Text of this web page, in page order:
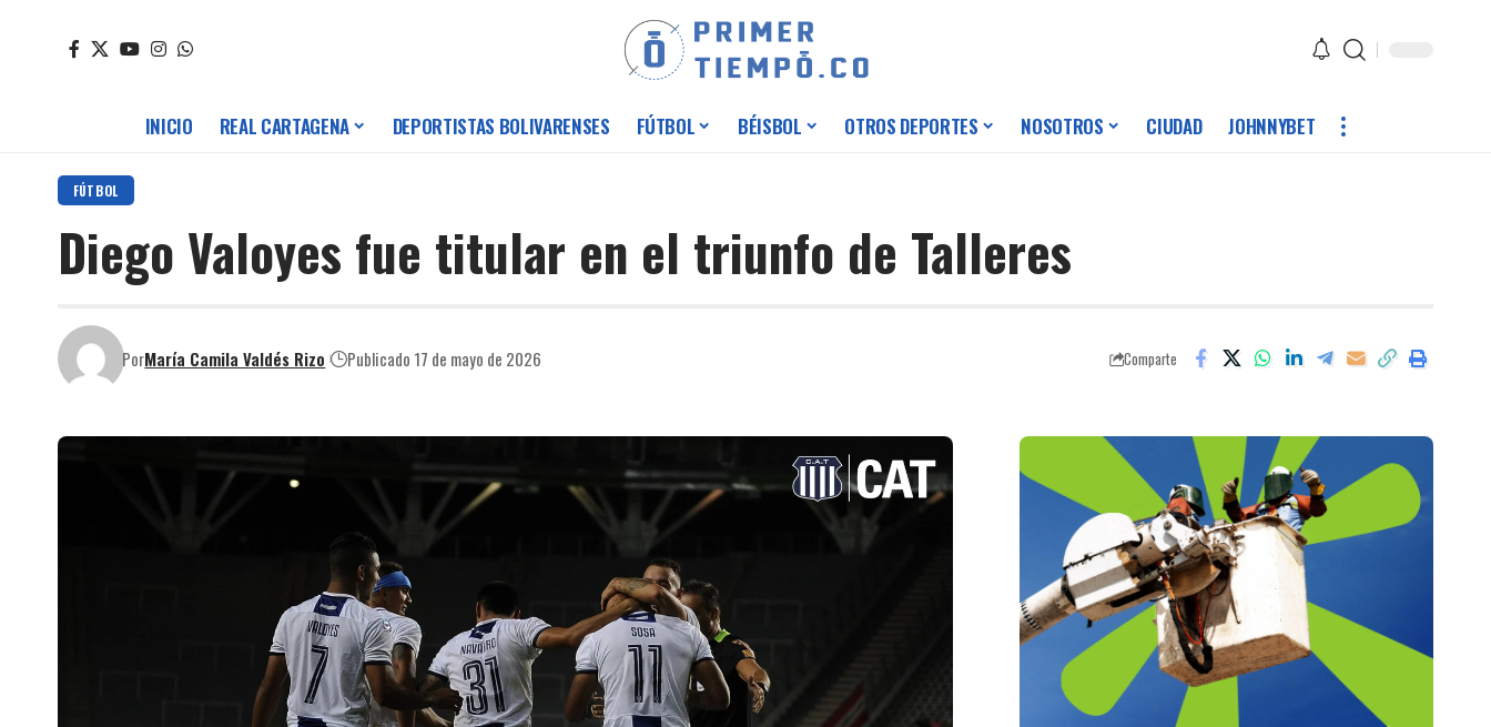
INICIO REAL CARTAGENA DEPORTISTAS BOLIVARENSES FÚTBOL BÉISBOL OTROS DEPORTES NOSOTROS CIUDAD JOHNNYBET
FÚTBOL
Diego Valoyes fue titular en el triunfo de Talleres
PorMaría Camila Valdés Rizo Publicado 17 de mayo de 2026 Comparte